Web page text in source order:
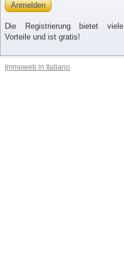
Anmelden
Die Registrierung bietet viele
Vorteile und ist gratis!
Immoweb in Italiano